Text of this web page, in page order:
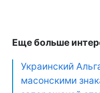
Еще больше
Украинский
масонскими